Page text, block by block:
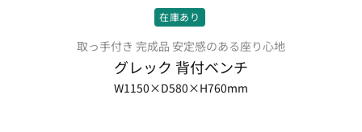
在庫あり
取っ手付き 完成品 安定感のある座り心地
グレック 背付ベンチ
W1150×D580×H760mm